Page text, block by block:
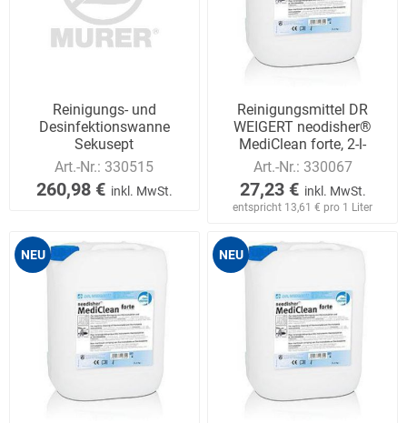
Reinigungs- und
Desinfektionswanne
Sekusept
Art.-Nr.: 330515
260,98 € inkl. MwSt.
Reinigungsmittel DR
WEIGERT neodisher®
MediClean forte, 2-l-
Flasche
Art.-Nr.: 330067
27,23 € inkl. MwSt.
entspricht 13,61 € pro 1 Liter
NEU NEU